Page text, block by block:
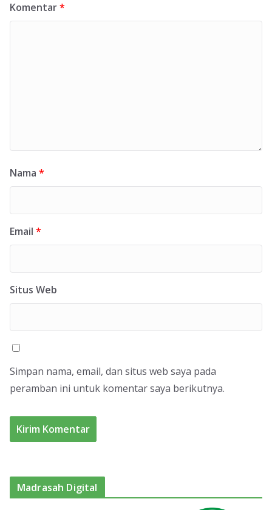
Komentar*
Nama *
Email *
Situs Web
Simpan nama, email, dan situs web saya pada
peramban ini untuk komentar saya berikutnya.
Madrasah Digital